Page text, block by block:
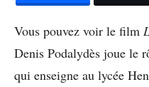
Vous pouvez voir le film
Denis Podalydès joue le
qui enseigne au lycée